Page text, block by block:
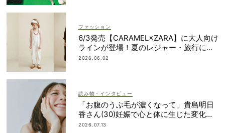
ファッション
6/3発売【CARAMEL×ZARA】に大人向け
ラインが登場！夏のレジャー・旅行にも
おすすめ
2026.06.02
読み物・インタビュー
「お腹のうぶ毛が濃くなって」貴島明日
香さん(30)妊娠で心と体に生じた変化も
「愛しいです」
2026.07.13